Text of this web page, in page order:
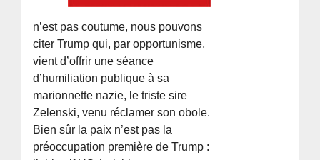
n’est pas coutume, nous pouvons
citer Trump qui, par opportunisme,
vient d’offrir une séance
d’humiliation publique à sa
marionnette nazie, le triste sire
Zelenski, venu réclamer son obole.
Bien sûr la paix n’est pas la
préoccupation première de Trump :